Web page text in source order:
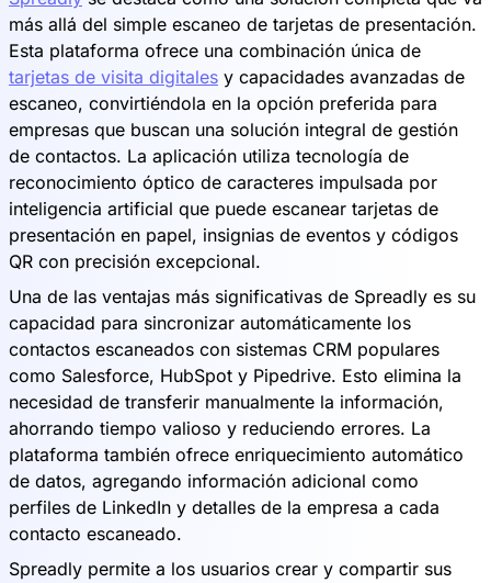
más allá del simple escaneo de tarjetas de presentación.
Esta plataforma ofrece una combinación única de
tarjetas de visita digitales y capacidades avanzadas de
escaneo, convirtiéndola en la opción preferida para
empresas que buscan una solución integral de gestión
de contactos. La aplicación utiliza tecnología de
reconocimiento óptico de caracteres impulsada por
inteligencia artificial que puede escanear tarjetas de
presentación en papel, insignias de eventos y códigos
QR con precisión excepcional.
Una de las ventajas más significativas de Spreadly es su
capacidad para sincronizar automáticamente los
contactos escaneados con sistemas CRM populares
como Salesforce, HubSpot y Pipedrive. Esto elimina la
necesidad de transferir manualmente la información,
ahorrando tiempo valioso y reduciendo errores. La
plataforma también ofrece enriquecimiento automático
de datos, agregando información adicional como
perfiles de LinkedIn y detalles de la empresa a cada
contacto escaneado.
Spreadly permite a los usuarios crear y compartir sus